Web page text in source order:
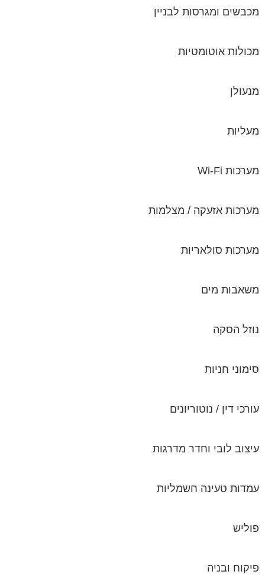
מכבשים ומגרסות לבניין
מכולות אוטומטיות
מנעולן
מעליות
מערכות Wi-Fi
מערכות אזעקה / מצלמות
מערכות סולאריות
משאבות מים
נוזל הסקה
סימוני חניות
עורכי דין / נוטוריונים
עיצוב לובי וחדר מדרגות
עמדות טעינה חשמליות
פוליש
פיקוח ובניה